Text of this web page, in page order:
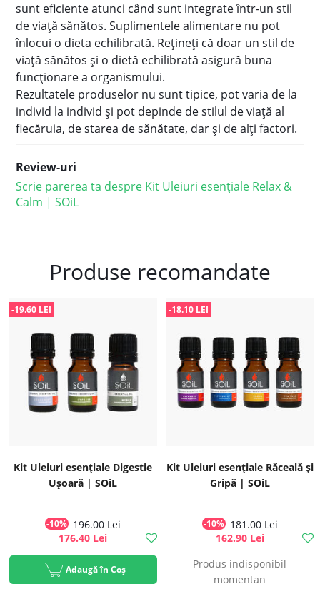
sunt eficiente atunci când sunt integrate într-un stil
de viaţă sănătos. Suplimentele alimentare nu pot
înlocui o dieta echilibrată. Reţineţi că doar un stil de
viaţă sănătos şi o dietă echilibrată asigură buna
funcţionare a organismului.
Rezultatele produselor nu sunt tipice, pot varia de la
individ la individ şi pot depinde de stilul de viaţă al
fiecăruia, de starea de sănătate, dar şi de alţi factori.
Review-uri
Scrie parerea ta despre Kit Uleiuri esențiale Relax &
Calm | SOiL
Produse recomandate
Kit Uleiuri esențiale Digestie
Ușoară | SOiL
-10% 196.00 Lei
-19.60 LEI
176.40 Lei
Adaugă în Coș
Kit Uleiuri esențiale Răceală și
Gripă | SOiL
-10% 181.00 Lei
-18.10 LEI
162.90 Lei
Produs indisponibil
momentan